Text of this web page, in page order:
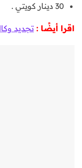
30 دينار كويتي .
اقرا أيضًا : تجديد